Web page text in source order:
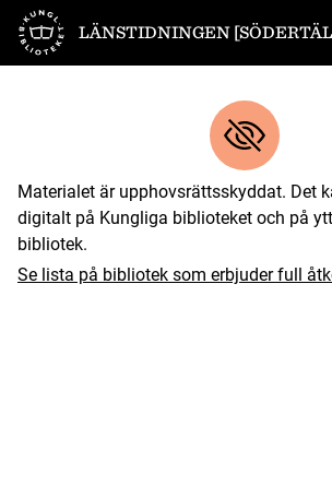
Till startsidan
LÄNSTIDNINGEN
Materialet är upphovsrättsskyddat. Det
digitalt på Kungliga biblioteket och på
bibliotek.
Se lista på bibliotek som erbjuder full